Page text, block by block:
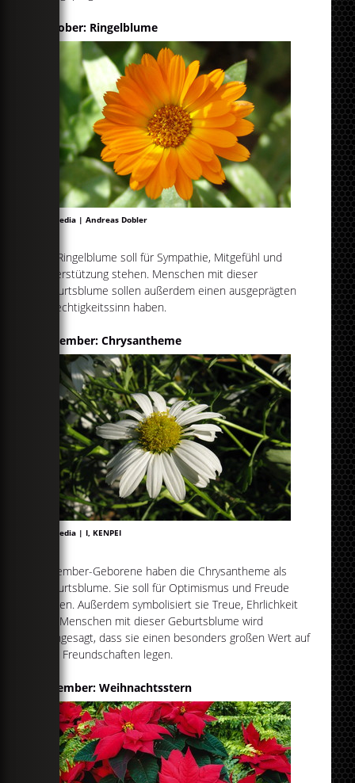
Oktober: Ringelblume
Wikipedia | Andreas Dobler
Die Ringelblume soll für Sympathie, Mitgefühl und
Unterstützung stehen. Menschen mit dieser
Geburtsblume sollen außerdem einen ausgeprägten
Gerechtigkeitssinn haben.
November: Chrysantheme
Wikipedia | I, KENPEI
November-Geborene haben die Chrysantheme als
Geburtsblume. Sie soll für Optimismus und Freude
stehen. Außerdem symbolisiert sie Treue, Ehrlichkeit
und Menschen mit dieser Geburtsblume wird
nachgesagt, dass sie einen besonders großen Wert auf
tiefe Freundschaften legen.
Dezember: Weihnachtsstern